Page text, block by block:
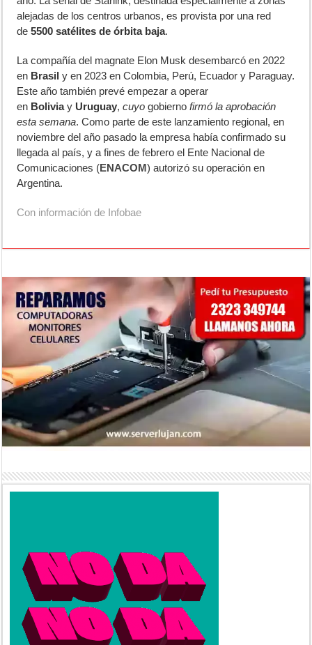
alejadas de los centros urbanos, es provista por una red
de5500 satélites de órbita baja.
La compañía del magnate Elon Musk desembarcó en 2022
en Brasil y en 2023 en Colombia, Perú, Ecuador y Paraguay.
Este año también prevé empezar a operar
en Boliviay Uruguay,cuyo gobierno firmó la aprobación
esta semana. Como parte de este lanzamiento regional, en
noviembre del año pasado la empresa había confirmado su
llegada al país, y a fines de febrero el Ente Nacional de
Comunicaciones (ENACOM) autorizó su operación en
Argentina.
Con información de Infobae